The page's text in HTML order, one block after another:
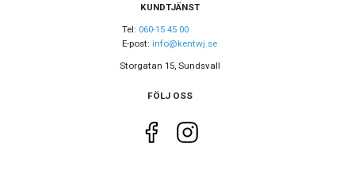
KUNDTJÄNST
Tel: 060-15 45 00
E-post: info@kentwj.se
Storgatan 15, Sundsvall
FÖLJ OSS